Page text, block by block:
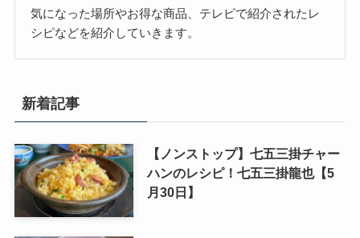
気になった場所やお得な商品、テレビで紹介されたレ
シピなどを紹介していきます。
新着記事
【ノンストップ】七五三掛チャー
ハンのレシピ！七五三掛龍也【5
月30日】